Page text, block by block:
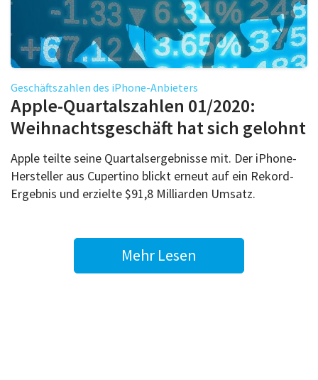
Geschäftszahlen des iPhone-Anbieters
Apple-Quartalszahlen 01/2020:
Weihnachtsgeschäft hat sich gelohnt
Apple teilte seine Quartalsergebnisse mit. Der iPhone-
Hersteller aus Cupertino blickt erneut auf ein Rekord-
Ergebnis und erzielte $91,8 Milliarden Umsatz.
Mehr Lesen